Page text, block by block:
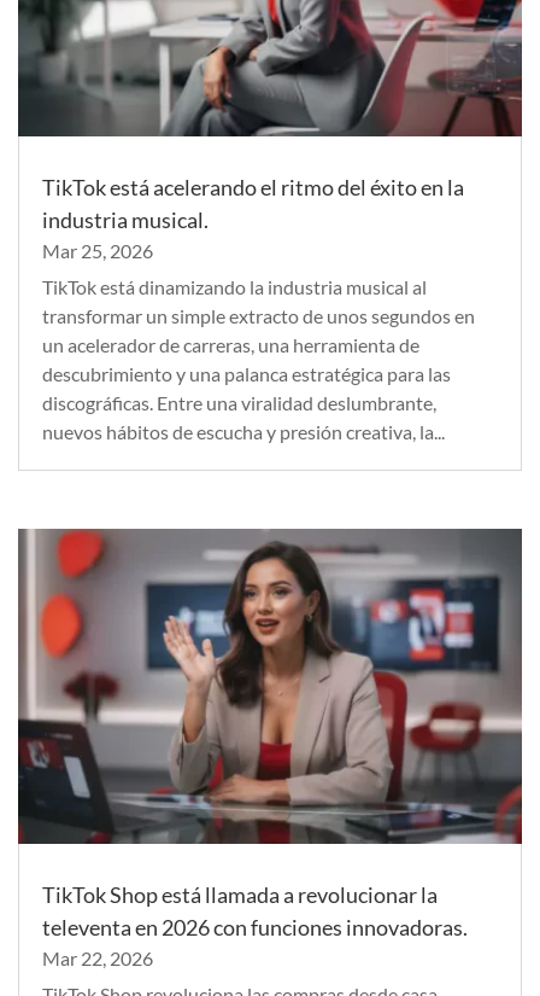
TikTok está acelerando el ritmo del éxito en la
industria musical.
Mar 25, 2026
TikTok está dinamizando la industria musical al
transformar un simple extracto de unos segundos en
un acelerador de carreras, una herramienta de
descubrimiento y una palanca estratégica para las
discográficas. Entre una viralidad deslumbrante,
nuevos hábitos de escucha y presión creativa, la...
TikTok Shop está llamada a revolucionar la
televenta en 2026 con funciones innovadoras.
Mar 22, 2026